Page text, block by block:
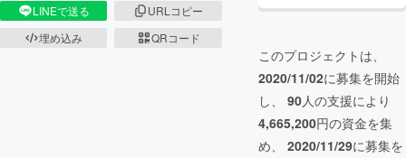
LINEで送る
URLコピー
埋め込み
QRコード
このプロジェクトは、
2020/11/02に募集を開始
し、 90人の支援により
4,665,200円の資金を集
め、 2020/11/29に募集を